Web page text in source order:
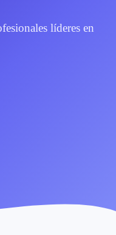
líderes en